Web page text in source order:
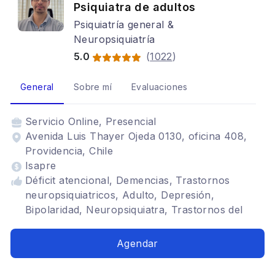
Psiquiatra de adultos
Psiquiatría general &
Neuropsiquiatría
5.0
(1022)
General Sobre mí Evaluaciones
Servicio Online, Presencial
Avenida Luis Thayer Ojeda 0130, oficina 408,
Providencia, Chile
Isapre
Déficit atencional, Demencias, Trastornos
neuropsiquiatricos, Adulto, Depresión,
Bipolaridad, Neuropsiquiatra, Trastornos del
Agendar